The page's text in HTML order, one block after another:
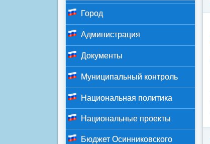
Город
Администрация
Документы
Муниципальный контроль
Национальная политика
Национальные проекты
Бюджет Осинниковского